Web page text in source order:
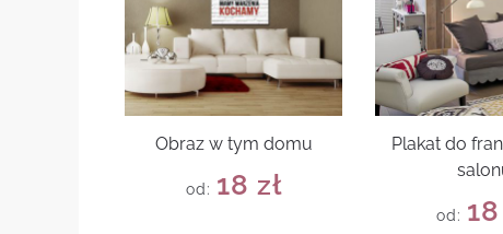
Obraz w tym domu
od: 18 zł
Plakat do
od: 18